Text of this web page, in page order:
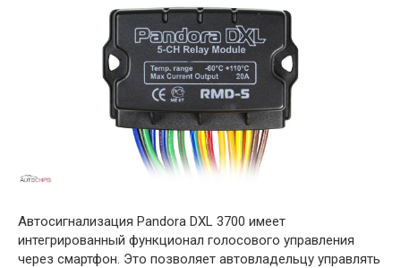
Автосигнализация Pandora DXL 3700 имеет
интегрированный функционал голосового управления
через смартфон. Это позволяет автовладельцу управлять